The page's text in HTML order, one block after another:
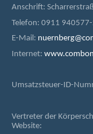
Anschrift:
Telefon: 0911
E-Mail:
Internet:
Umsatzsteuer-ID-
Vertreter der
Website: